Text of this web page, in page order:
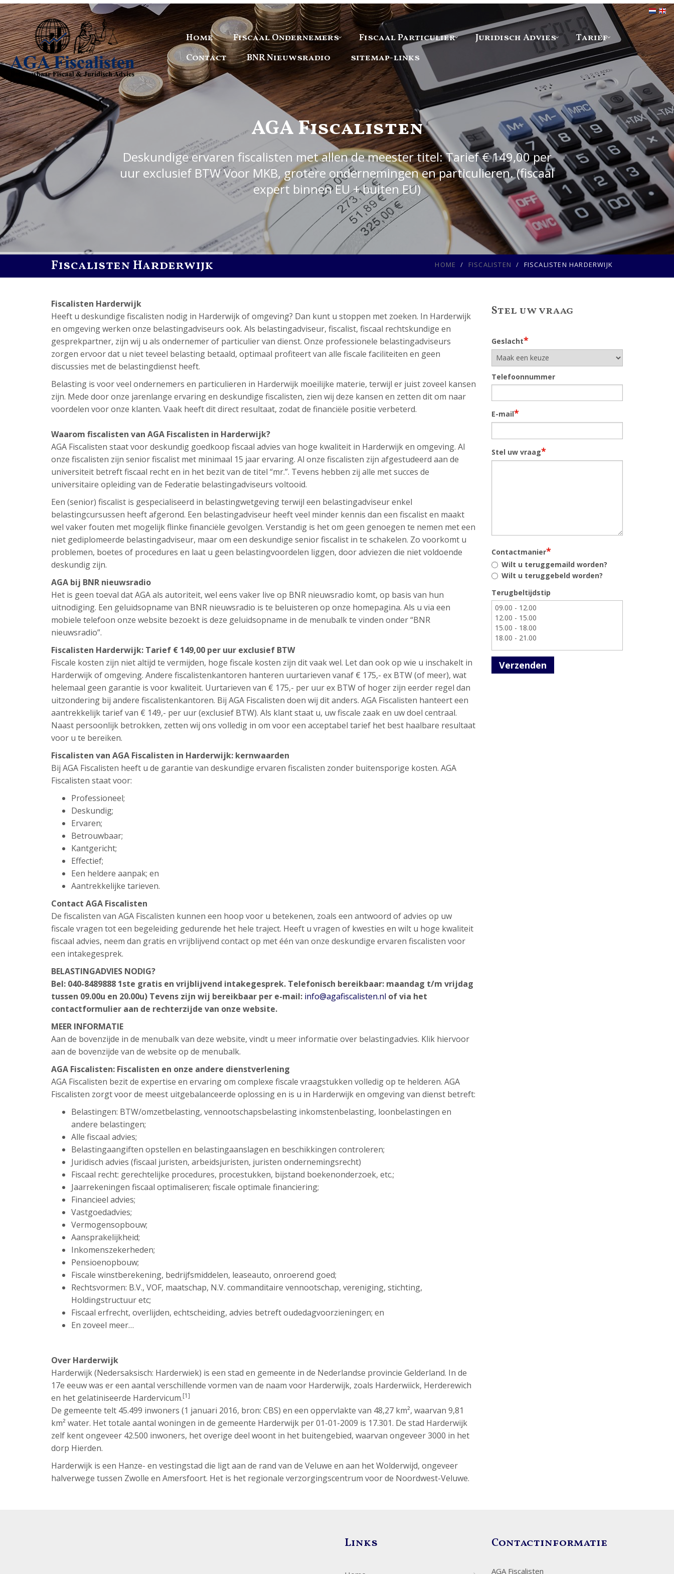
Home Fiscaal Ondernemers Fiscaal Particulier Juridisch Advies
Tarief
Contact
BNR Nieuwsradio sitemap-links
AGA Fiscalisten
Deskundige ervaren fiscalisten met allen de meester titel: Tarief € 149,00 per
uur exclusief BTW Voor MKB, grotere ondernemingen en particulieren. (fiscaal
expert binnen EU + buiten EU)
Fiscalisten Harderwijk HOME FISCALISTEN FISCALISTEN HARDERWIJK
Fiscalisten Harderwijk
Heeft u deskundige fiscalisten nodig in Harderwijk of omgeving? Dan kunt u stoppen met zoeken. In Harderwijk
en omgeving werken onze belastingadviseurs ook. Als belastingadviseur, fiscalist, fiscaal rechtskundige en
gesprekpartner, zijn wij u als ondernemer of particulier van dienst. Onze professionele belastingadviseurs
zorgen ervoor dat u niet teveel belasting betaald, optimaal profiteert van alle fiscale faciliteiten en geen
discussies met de belastingdienst heeft.
Belasting is voor veel ondernemers en particulieren in Harderwijk moeilijke materie, terwijl er juist zoveel kansen
zijn. Mede door onze jarenlange ervaring en deskundige fiscalisten, zien wij deze kansen en zetten dit om naar
voordelen voor onze klanten. Vaak heeft dit direct resultaat, zodat de financiële positie verbeterd.
Waarom fiscalisten van AGA Fiscalisten in Harderwijk?
AGA Fiscalisten staat voor deskundig goedkoop fiscaal advies van hoge kwaliteit in Harderwijk en omgeving. Al
onze fiscalisten zijn senior fiscalist met minimaal 15 jaar ervaring. Al onze fiscalisten zijn afgestudeerd aan de
universiteit betreft fiscaal recht en in het bezit van de titel “mr.”. Tevens hebben zij alle met succes de
universitaire opleiding van de Federatie belastingadviseurs voltooid.
Een (senior) fiscalist is gespecialiseerd in belastingwetgeving terwijl een belastingadviseur enkel
belastingcursussen heeft afgerond. Een belastingadviseur heeft veel minder kennis dan een fiscalist en maakt
wel vaker fouten met mogelijk flinke financiële gevolgen. Verstandig is het om geen genoegen te nemen met een
niet gediplomeerde belastingadviseur, maar om een deskundige senior fiscalist in te schakelen. Zo voorkomt u
problemen, boetes of procedures en laat u geen belastingvoordelen liggen, door adviezen die niet voldoende
deskundig zijn.
AGA bij BNR nieuwsradio
Het is geen toeval dat AGA als autoriteit, wel eens vaker live op BNR nieuwsradio komt, op basis van hun
uitnodiging. Een geluidsopname van BNR nieuwsradio is te beluisteren op onze homepagina. Als u via een
mobiele telefoon onze website bezoekt is deze geluidsopname in de menubalk te vinden onder “BNR
nieuwsradio”.
Fiscalisten Harderwijk: Tarief € 149,00 per uur exclusief BTW
Fiscale kosten zijn niet altijd te vermijden, hoge fiscale kosten zijn dit vaak wel. Let dan ook op wie u inschakelt in
Harderwijk of omgeving. Andere fiscalistenkantoren hanteren uurtarieven vanaf € 175,- ex BTW (of meer), wat
helemaal geen garantie is voor kwaliteit. Uurtarieven van € 175,- per uur ex BTW of hoger zijn eerder regel dan
uitzondering bij andere fiscalistenkantoren. Bij AGA Fiscalisten doen wij dit anders. AGA Fiscalisten hanteert een
aantrekkelijk tarief van € 149,- per uur (exclusief BTW). Als klant staat u, uw fiscale zaak en uw doel centraal.
Naast persoonlijk betrokken, zetten wij ons volledig in om voor een acceptabel tarief het best haalbare resultaat
voor u te bereiken.
Fiscalisten van AGA Fiscalisten in Harderwijk: kernwaarden
Bij AGA Fiscalisten heeft u de garantie van deskundige ervaren fiscalisten zonder buitensporige kosten. AGA
Fiscalisten staat voor:
Professioneel;
Deskundig;
Ervaren;
Betrouwbaar;
Kantgericht;
Effectief;
Een heldere aanpak; en
Aantrekkelijke tarieven.
Contact AGA Fiscalisten
De fiscalisten van AGA Fiscalisten kunnen een hoop voor u betekenen, zoals een antwoord of advies op uw
fiscale vragen tot een begeleiding gedurende het hele traject. Heeft u vragen of kwesties en wilt u hoge kwaliteit
fiscaal advies, neem dan gratis en vrijblijvend contact op met één van onze deskundige ervaren fiscalisten voor
een intakegesprek.
BELASTINGADVIES NODIG?
Bel: 040-8489888 1ste gratis en vrijblijvend intakegesprek. Telefonisch bereikbaar: maandag t/m vrijdag
tussen 09.00u en 20.00u) Tevens zijn wij bereikbaar per e-mail: info@agafiscalisten.nl of via het
contactformulier aan de rechterzijde van onze website.
MEER INFORMATIE
Aan de bovenzijde in de menubalk van deze website, vindt u meer informatie over belastingadvies. Klik hiervoor
aan de bovenzijde van de website op de menubalk.
AGA Fiscalisten: Fiscalisten en onze andere dienstverlening
AGA Fiscalisten bezit de expertise en ervaring om complexe fiscale vraagstukken volledig op te helderen. AGA
Fiscalisten zorgt voor de meest uitgebalanceerde oplossing en is u in Harderwijk en omgeving van dienst betreft:
Belastingen: BTW/omzetbelasting, vennootschapsbelasting inkomstenbelasting, loonbelastingen en
andere belastingen;
Alle fiscaal advies;
Belastingaangiften opstellen en belastingaanslagen en beschikkingen controleren;
Juridisch advies (fiscaal juristen, arbeidsjuristen, juristen ondernemingsrecht)
Fiscaal recht: gerechtelijke procedures, procestukken, bijstand boekenonderzoek, etc.;
Jaarrekeningen fiscaal optimaliseren; fiscale optimale financiering;
Financieel advies;
Vastgoedadvies;
Vermogensopbouw;
Aansprakelijkheid;
Inkomenszekerheden;
Pensioenopbouw;
Fiscale winstberekening, bedrijfsmiddelen, leaseauto, onroerend goed;
Rechtsvormen: B.V., VOF, maatschap, N.V. commanditaire vennootschap, vereniging, stichting,
Holdingstructuur etc;
Fiscaal erfrecht, overlijden, echtscheiding, advies betreft oudedagvoorzieningen; en
En zoveel meer…
Over Harderwijk
Harderwijk (Nedersaksisch: Harderwiek) is een stad en gemeente in de Nederlandse provincie Gelderland. In de
17e eeuw was er een aantal verschillende vormen van de naam voor Harderwijk, zoals Harderwiick, Herderewich
en het gelatiniseerde Hardervicum.[1]
De gemeente telt 45.499 inwoners (1 januari 2016, bron: CBS) en een oppervlakte van 48,27 km², waarvan 9,81
km² water. Het totale aantal woningen in de gemeente Harderwijk per 01-01-2009 is 17.301. De stad Harderwijk
zelf kent ongeveer 42.500 inwoners, het overige deel woont in het buitengebied, waarvan ongeveer 3000 in het
dorp Hierden.
Harderwijk is een Hanze- en vestingstad die ligt aan de rand van de Veluwe en aan het Wolderwijd, ongeveer
halverwege tussen Zwolle en Amersfoort. Het is het regionale verzorgingscentrum voor de Noordwest-Veluwe.
Stel uw vraag
Geslacht*
Telefoonnummer
E-mail*
Stel uw vraag*
Contactmanier*
Wilt u teruggemaild worden?
Wilt u teruggebeld worden?
Terugbeltijdstip
Verzenden
Links Contactinformatie
AGA Fiscalisten